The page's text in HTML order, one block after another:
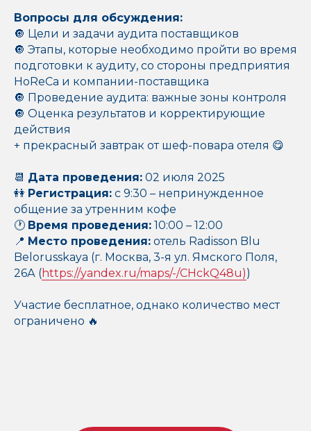
Вопросы для обсуждения:
🔘 Цели и задачи аудита поставщиков
🔘⁠ Этапы, которые необходимо пройти во время
подготовки к аудиту, со стороны предприятия
HoReCa и компании-поставщика
🔘 Проведение аудита: важные зоны контроля
🔘 Оценка результатов и корректирующие
действия
+ прекрасный завтрак от шеф-повара отеля 😋
📆 Дата проведения: 02 июля 2025
👭 Регистрация: с 9:30 – непринужденное
общение за утренним кофе
🕐 Время проведения: 10:00 – 12:00
📍 Место проведения: отель Radisson Blu
Belorusskaya (г. Москва, 3-я ул. Ямского Поля,
26А (https://yandex.ru/maps/-/CHckQ48u))
Участие бесплатное, однако количество мест
ограничено 🔥